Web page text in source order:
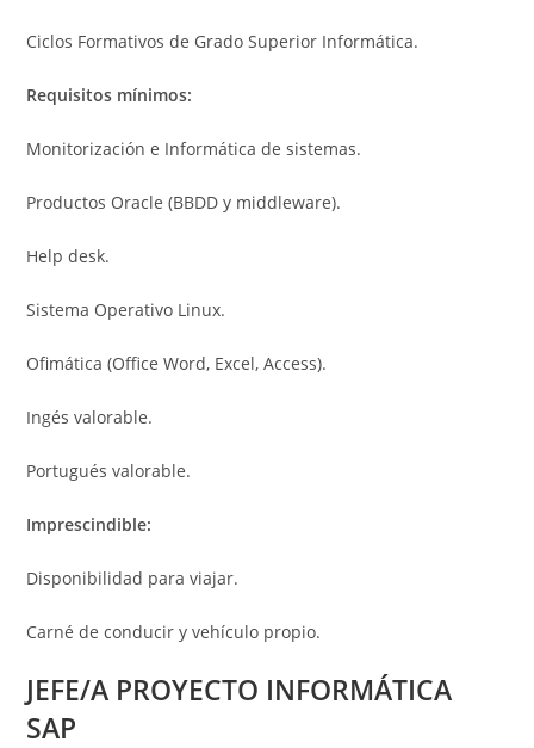
Ciclos Formativos de Grado Superior Informática.
Requisitos mínimos:
Monitorización e Informática de sistemas.
Productos Oracle (BBDD y middleware).
Help desk.
Sistema Operativo Linux.
Ofimática (Office Word, Excel, Access).
Ingés valorable.
Portugués valorable.
Imprescindible:
Disponibilidad para viajar.
Carné de conducir y vehículo propio.
JEFE/A PROYECTO INFORMÁTICA
SAP